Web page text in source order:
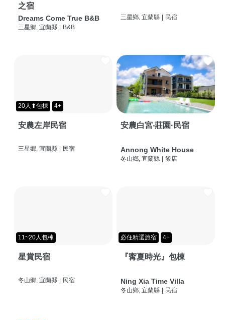
之宿
Dreams Come True B&B
三星鄉, 宜蘭縣 | B&B
三星鄉, 宜蘭縣 | 民宿
20人⬆包棟 4+
安農左岸民宿
三星鄉, 宜蘭縣 | 民宿
安農白宮‧莊園·民宿
Annong White House
冬山鄉, 宜蘭縣 | 飯店
11~20人包棟
星賞民宿
冬山鄉, 宜蘭縣 民宿
必住精選旅宿 4+
『寗夏時光』包棟
Ning Xia Time Villa
冬山鄉, 宜蘭縣 民宿